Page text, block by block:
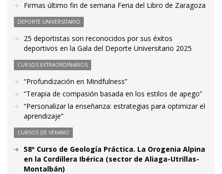
Firmas último fin de semana Feria del Libro de Zaragoza
DEPORTE UNIVERSITARIO
25 deportistas son reconocidos por sus éxitos
deportivos en la Gala del Deporte Universitario 2025
CURSOS EXTRAORDINARIOS
“Profundización en Mindfulness”
“Terapia de compasión basada en los estilos de apego”
“Personalizar la enseñanza: estrategias para optimizar el
aprendizaje”
CURSOS DE VERANO
58º Curso de Geología Práctica. La Orogenia Alpina
en la Cordillera Ibérica (sector de Aliaga-Utrillas-
Montalbán)